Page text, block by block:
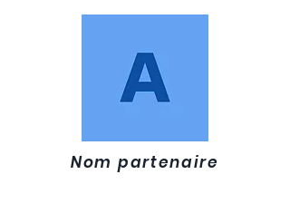
Nom partenaire